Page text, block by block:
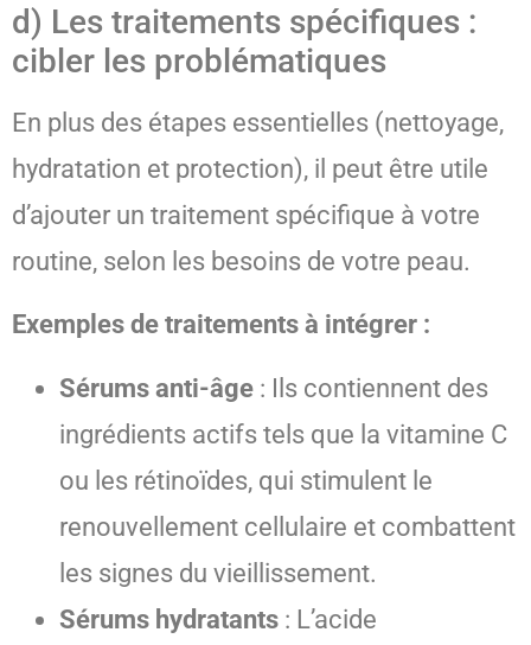
d) Les traitements spécifiques :
cibler les problématiques
En plus des étapes essentielles (nettoyage,
hydratation et protection), il peut être utile
d’ajouter un traitement spécifique à votre
routine, selon les besoins de votre peau.
Exemples de traitements à intégrer :
Sérums anti-âge : Ils contiennent des
ingrédients actifs tels que la vitamine C
ou les rétinoïdes, qui stimulent le
renouvellement cellulaire et combattent
les signes du vieillissement.
Sérums hydratants : L’acide